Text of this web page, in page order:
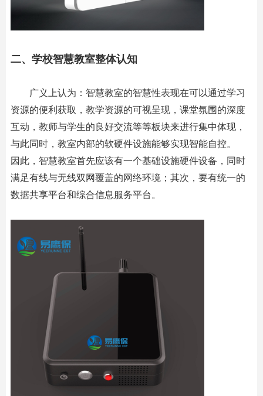
二、学校智慧教室整体认知
广义上认为：智慧教室的智慧性表现在可以通过学习
资源的便利获取，教学资源的可视呈现，课堂氛围的深度
互动，教师与学生的良好交流等等板块来进行集中体现，
与此同时，教室内部的软硬件设施能够实现智能自控。
因此，智慧教室首先应该有一个基础设施硬件设备，同时
满足有线与无线双网覆盖的网络环境；其次，要有统一的
数据共享平台和综合信息服务平台。